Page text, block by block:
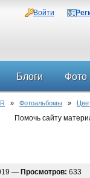
Войти
Блоги Фото
» Фотоальбомы »
Помочь сайту
— Просмотров: 633